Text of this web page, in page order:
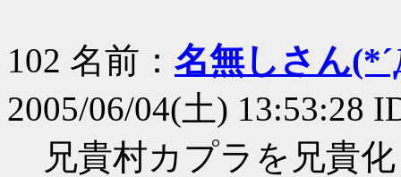
102 名前： 名無しさん
2005/06/04(土) 13:53:28
兄貴村カプラを兄貴化